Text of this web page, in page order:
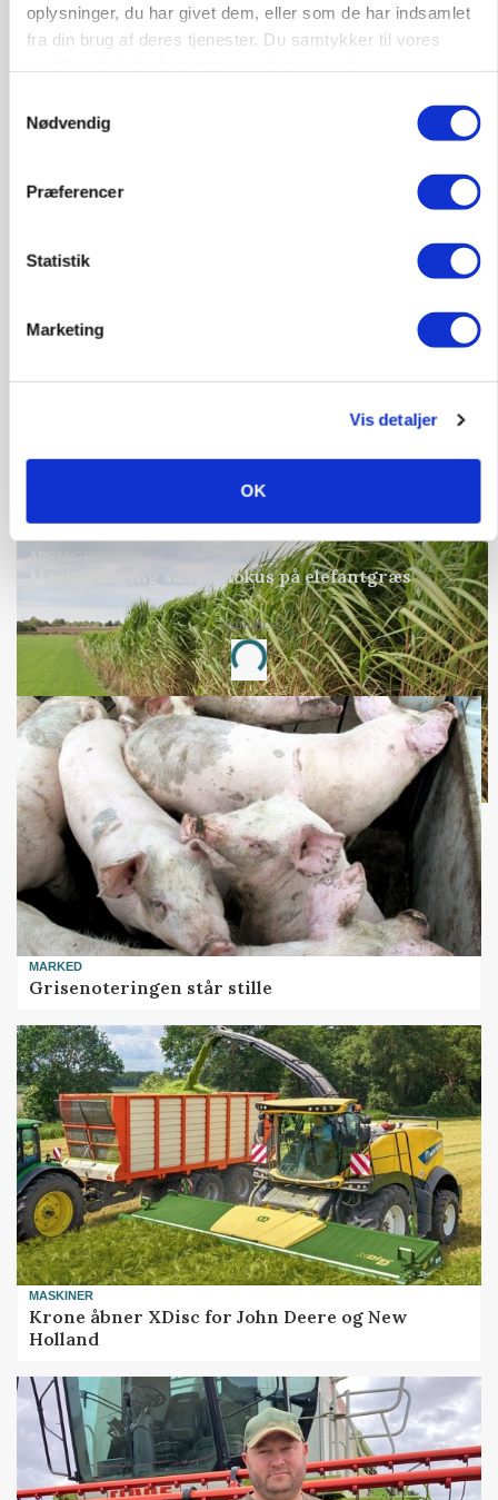
oplysninger, du har givet dem, eller som de har indsamlet
fra din brug af deres tjenester. Du samtykker til vores
Nødvendig
Præferencer
Statistik
Marketing
Vis detaljer
OK
GRISE
Svineproducenter kalder Danish Crowns pris en
Forserie til selvkørende skårlægger afprøves i år
ARRANGEMENT
Markvandring sætter fokus på elefantgræs
Annonce
Loading...
MARKED
Grisenoteringen står stille
MASKINER
Krone åbner XDisc for John Deere og New
Holland